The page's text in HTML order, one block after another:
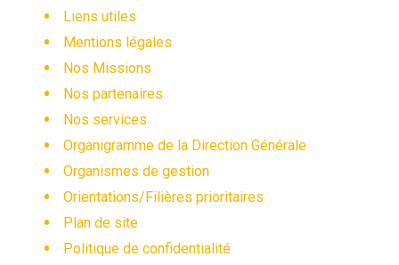
Liens utiles
Mentions légales
Nos Missions
Nos partenaires
Nos services
Organigramme de la Direction Générale
Organismes de gestion
Orientations/Filières prioritaires
Plan de site
Politique de confidentialité